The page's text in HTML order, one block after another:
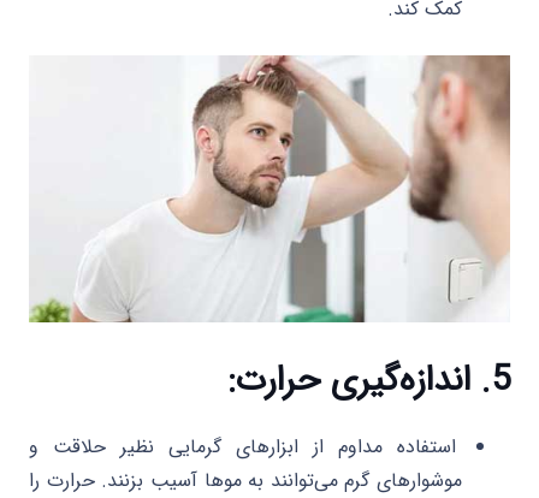
کمک کند.
5. اندازه‌گیری حرارت:
استفاده مداوم از ابزارهای گرمایی نظیر حلاقت و
موشوارهای گرم می‌توانند به موها آسیب بزنند. حرارت را